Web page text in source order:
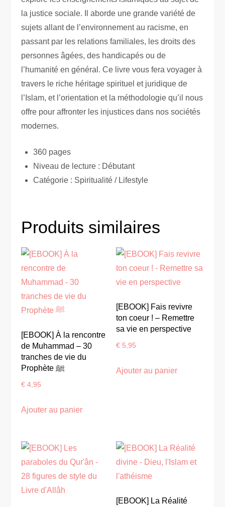
la justice sociale. Il aborde une grande variété de
sujets allant de l’environnement au racisme, en
passant par les relations familiales, les droits des
personnes âgées, des handicapés ou de
l’humanité en général. Ce livre vous fera voyager à
travers le riche héritage spirituel et juridique de
l’Islam, et l’orientation et la méthodologie qu’il nous
offre pour affronter les injustices dans nos sociétés
modernes.
360 pages
Niveau de lecture : Débutant
Catégorie : Spiritualité / Lifestyle
Produits similaires
[EBOOK] À la rencontre
de Muhammad – 30
tranches de vie du
Prophète ﷺ
€ 4,95
Ajouter au panier
[EBOOK] Fais revivre
ton coeur ! – Remettre
sa vie en perspective
€ 5,95
Ajouter au panier
[EBOOK] La Réalité